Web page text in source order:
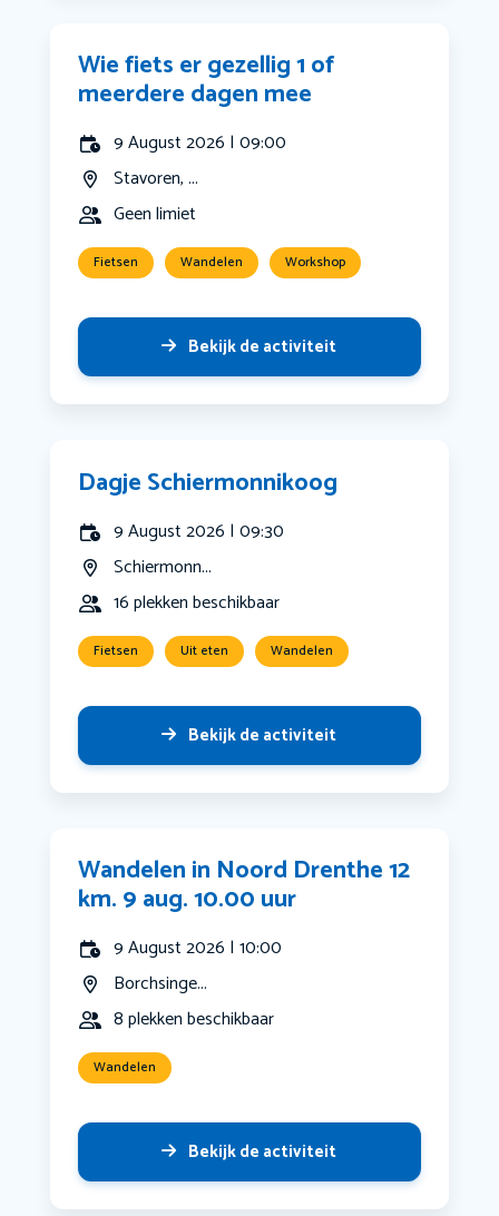
Wie fiets er gezellig 1 of
meerdere dagen mee
9 August 2026 | 09:00
Stavoren, ...
Geen limiet
Fietsen Wandelen Workshop
Bekijk de activiteit
Dagje Schiermonnikoog
9 August 2026 | 09:30
Schiermonn...
16 plekken beschikbaar
Fietsen Uit eten Wandelen
Bekijk de activiteit
Wandelen in Noord Drenthe 12
km. 9 aug. 10.00 uur
9 August 2026 | 10:00
Borchsinge...
8 plekken beschikbaar
Wandelen
Bekijk de activiteit